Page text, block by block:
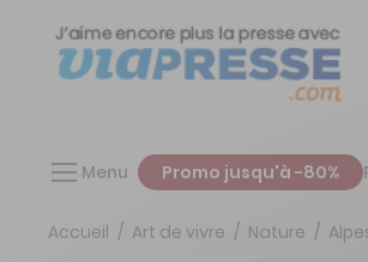
Menu Promo jusqu'à -80%
Accueil Art de vivre Nature